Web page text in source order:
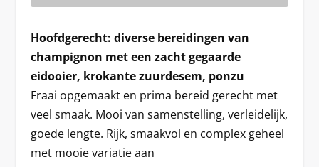
Hoofdgerecht: diverse bereidingen van
champignon met een zacht gegaarde
eidooier, krokante zuurdesem, ponzu
Fraai opgemaakt en prima bereid gerecht met
veel smaak. Mooi van samenstelling, verleidelijk,
goede lengte. Rijk, smaakvol en complex geheel
met mooie variatie aan